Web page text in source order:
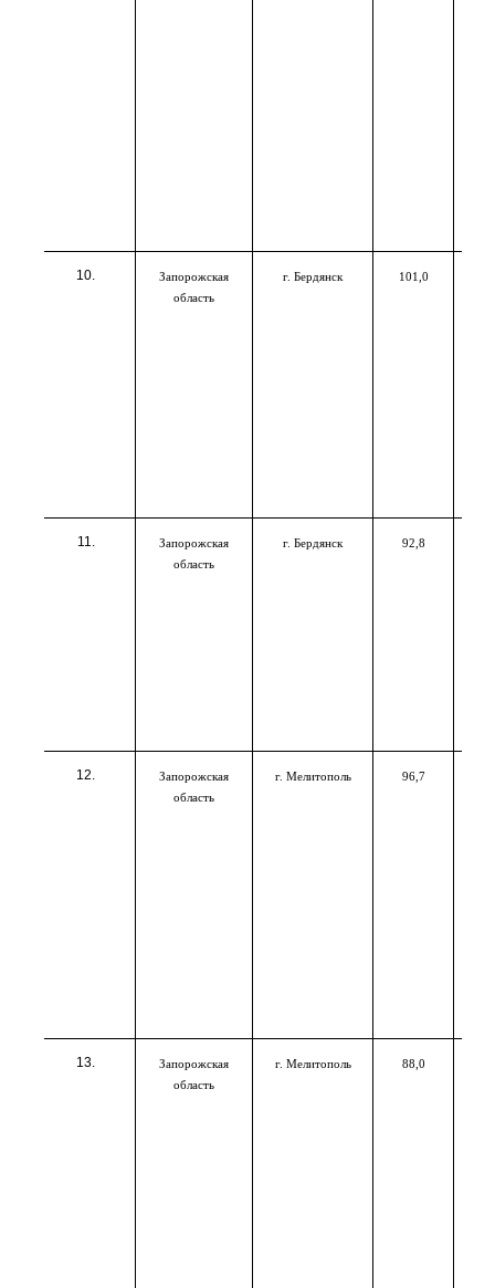
Запорожская
область
г. Бердянск 101,0
Запорожская
область
г. Бердянск 92,8
Запорожская
область
г. Мелитополь 96,7
Запорожская
область
г. Мелитополь 88,0